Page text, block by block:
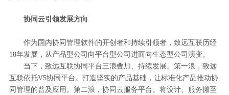
协同云引领发展方向
作为国内协同管理软件的开创者和持续引领者，致远互联历经
18年发展，从产品型公司向平台型公司进而向生态型公司演变。
当下，致远互联协同平台三浪叠加、持续发展。第一浪，致远
互联依托V5协同平台。打造坚实的产品基础，让标准化产品推动协
同管理的普及应用。第二浪，协同云服务平台。将设计、服务搬至